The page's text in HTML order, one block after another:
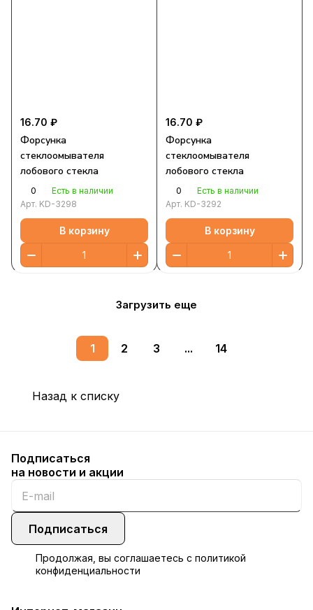
16.70 ₽
Форсунка
стеклоомывателя
лобового стекла
0
Есть в наличии
Арт. KD-3298
В корзину
16.70 ₽
Форсунка
стеклоомывателя
лобового стекла
0
Есть в наличии
Арт. KD-3292
В корзину
Загрузить еще
1 2 3 ... 14
Назад к списку
Подписаться
на новости и акции
Подписаться
Продолжая, вы соглашаетесь с политикой
конфиденциальности